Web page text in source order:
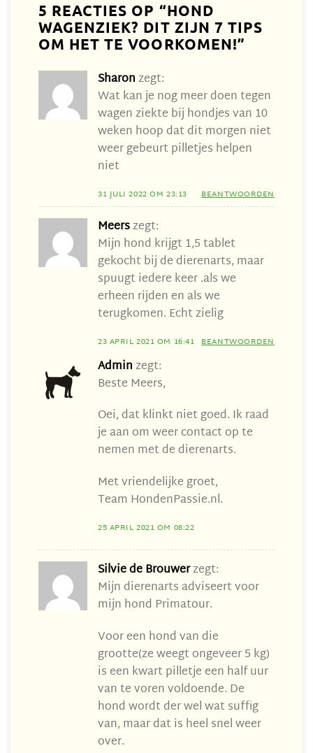
5 REACTIES OP “HOND
WAGENZIEK? DIT ZIJN 7 TIPS
OM HET TE VOORKOMEN!”
Sharonzegt:
Wat kan je nog meer doen tegen
wagen ziekte bij hondjes van 10
weken hoop dat dit morgen niet
weer gebeurt pilletjes helpen
niet
31 JULI 2022 OM 23:13 BEANTWOORDEN
Meerszegt:
Mijn hond krijgt 1,5 tablet
gekocht bij de dierenarts, maar
spuugt iedere keer .als we
erheen rijden en als we
terugkomen. Echt zielig
23 APRIL 2021 OM 16:41 BEANTWOORDEN
Adminzegt:
Beste Meers,
Oei, dat klinkt niet goed. Ik raad
je aan om weer contact op te
nemen met de dierenarts.
Met vriendelijke groet,
Team HondenPassie.nl.
25 APRIL 2021 OM 08:22
Silvie de Brouwerzegt:
Mijn dierenarts adviseert voor
mijn hond Primatour.
Voor een hond van die
grootte(ze weegt ongeveer 5 kg)
is een kwart pilletje een half uur
van te voren voldoende. De
hond wordt der wel wat suffig
van, maar dat is heel snel weer
over.